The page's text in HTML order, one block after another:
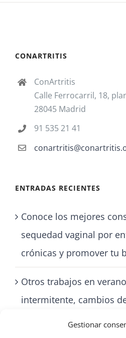
Gestionar
CONARTRITIS
ConArtritis
Calle Ferrocarril, 18,
28045 Madrid
91 535 21 41
ENTRADAS RECIENTES
Conoce los mejores
sequedad vaginal por
crónicas y promover tu
Otros trabajos en
intermitente, cambios